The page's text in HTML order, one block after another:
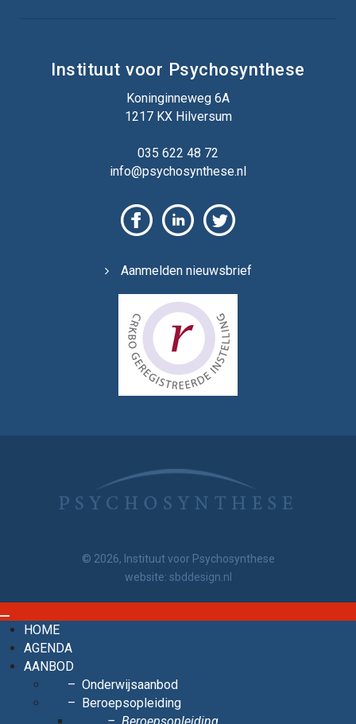
Instituut voor Psychosynthese
Koninginneweg 6A
1217 KX Hilversum
035 622 48 72
info@psychosynthese.nl
Aanmelden nieuwsbrief
© 2026, Instituut voor Psychosynthese
website: sbddesign.nl
HOME
AGENDA
AANBOD
Onderwijsaanbod
Beroepsopleiding